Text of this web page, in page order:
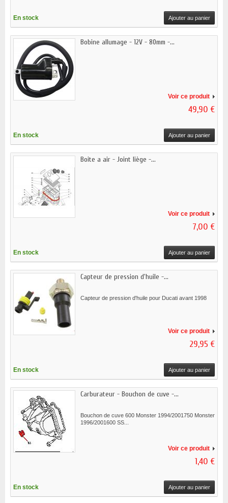
En stock Ajouter au panier
Bobine allumage - 12V - 80mm -...
Voir ce produit
49,90 €
En stock Ajouter au panier
Boite a air - Joint liège -...
Voir ce produit
7,00 €
En stock Ajouter au panier
Capteur de pression d'huile -...
Capteur de pression d'huile pour Ducati avant 1998
Voir ce produit
29,95 €
En stock Ajouter au panier
Carburateur - Bouchon de cuve -...
Bouchon de cuve 600 Monster 1994/2001750 Monster
1996/2001600 SS...
Voir ce produit
1,40 €
En stock Ajouter au panier